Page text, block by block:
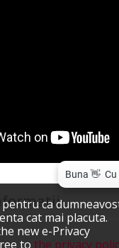
ca
cat mai placuta.
new e-Privacy
to the privacy